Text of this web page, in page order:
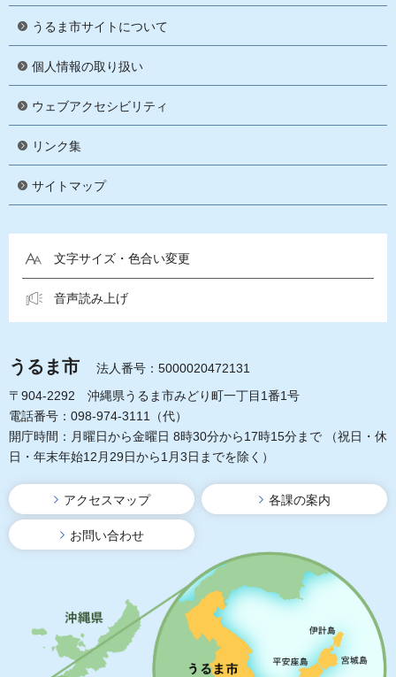
うるま市サイトについて
個人情報の取り扱い
ウェブアクセシビリティ
リンク集
サイトマップ
文字サイズ・色合い変更
音声読み上げ
うるま市
法人番号：5000020472131
〒904-2292 沖縄県うるま市みどり町一丁目1番1号
電話番号：098-974-3111（代）
開庁時間：月曜日から金曜日 8時30分から17時15分まで
（祝日・休
日・年末年始12月29日から1月3日までを除く）
アクセスマップ 各課の案内
お問い合わせ